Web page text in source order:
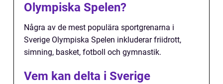
Olympiska Spelen?
Några av de mest populära sportgrenarna i
Sverige Olympiska Spelen inkluderar friidrott,
simning, basket, fotboll och gymnastik.
Vem kan delta i Sverige